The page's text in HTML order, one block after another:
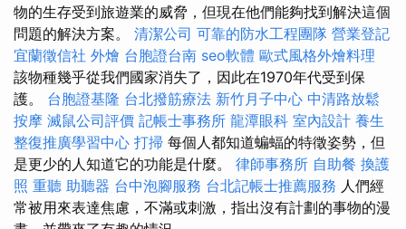
物的生存受到旅遊業的威脅，但現在他們能夠找到解決這個
問題的解決方案。 清潔公司 可靠的防水工程團隊 營業登記
宜蘭徵信社 外燴 台胞證台南 seo軟體 歐式風格外燴料理
該物種幾乎從我們國家消失了，因此在1970年代受到保
護。 台胞證基隆 台北撥筋療法 新竹月子中心 中清路放鬆
按摩 滅鼠公司評價 記帳士事務所 龍潭眼科 室內設計 養生
整復推廣學習中心 打掃 每個人都知道蝙蝠的特徵姿勢，但
是更少的人知道它的功能是什麼。 律師事務所 自助餐 換護
照 重聽 助聽器 台中泡腳服務 台北記帳士推薦服務 人們經
常被用來表達焦慮，不滿或刺激，指出沒有計劃的事物的漫